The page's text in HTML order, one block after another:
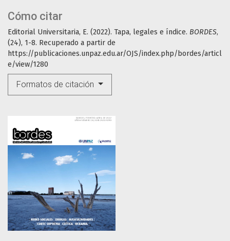
Cómo citar
Editorial Universitaria, E. (2022). Tapa, legales e índice. BORDES,
(24), 1-8. Recuperado a partir de
https://publicaciones.unpaz.edu.ar/OJS/index.php/bordes/articl
e/view/1280
Formatos de citación